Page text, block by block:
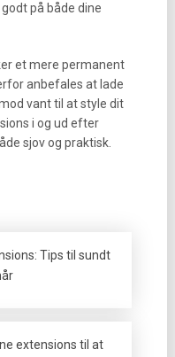
på både dine
et mere permanent
anbefales at lade
vant til at style dit
i og ud efter
sjov og praktisk.
Tips til sundt
extensions til at